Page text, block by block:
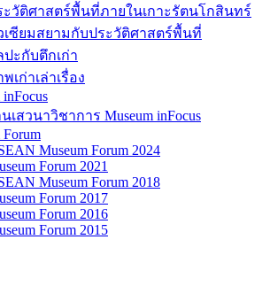
ะวัติศาสตร์พื้นที่ภายในเกาะรัตนโกสินทร์
เซียมสยามกับประวัติศาสตร์พื้นที่
ปะกับตึกเก่า
เก่าเล่าเรื่อง
inFocus
นเสวนาวิชาการ Museum inFocus
Forum
Museum Forum 2024
Forum 2021
Museum Forum 2018
Forum 2017
Forum 2016
Forum 2015